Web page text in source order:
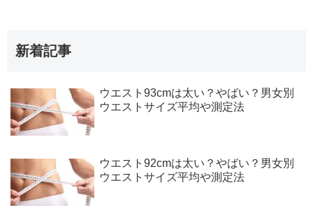
新着記事
ウエスト93cmは太い？やばい？男女別
ウエストサイズ平均や測定法
ウエスト92cmは太い？やばい？男女別
ウエストサイズ平均や測定法